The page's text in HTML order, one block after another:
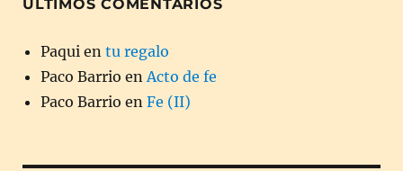
ÚLTIMOS COMENTARIOS
Paqui en tu regalo
Paco Barrio en Acto de fe
Paco Barrio en Fe (II)